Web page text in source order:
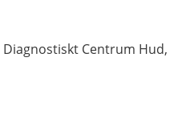
Diagnostiskt Centrum Hud,